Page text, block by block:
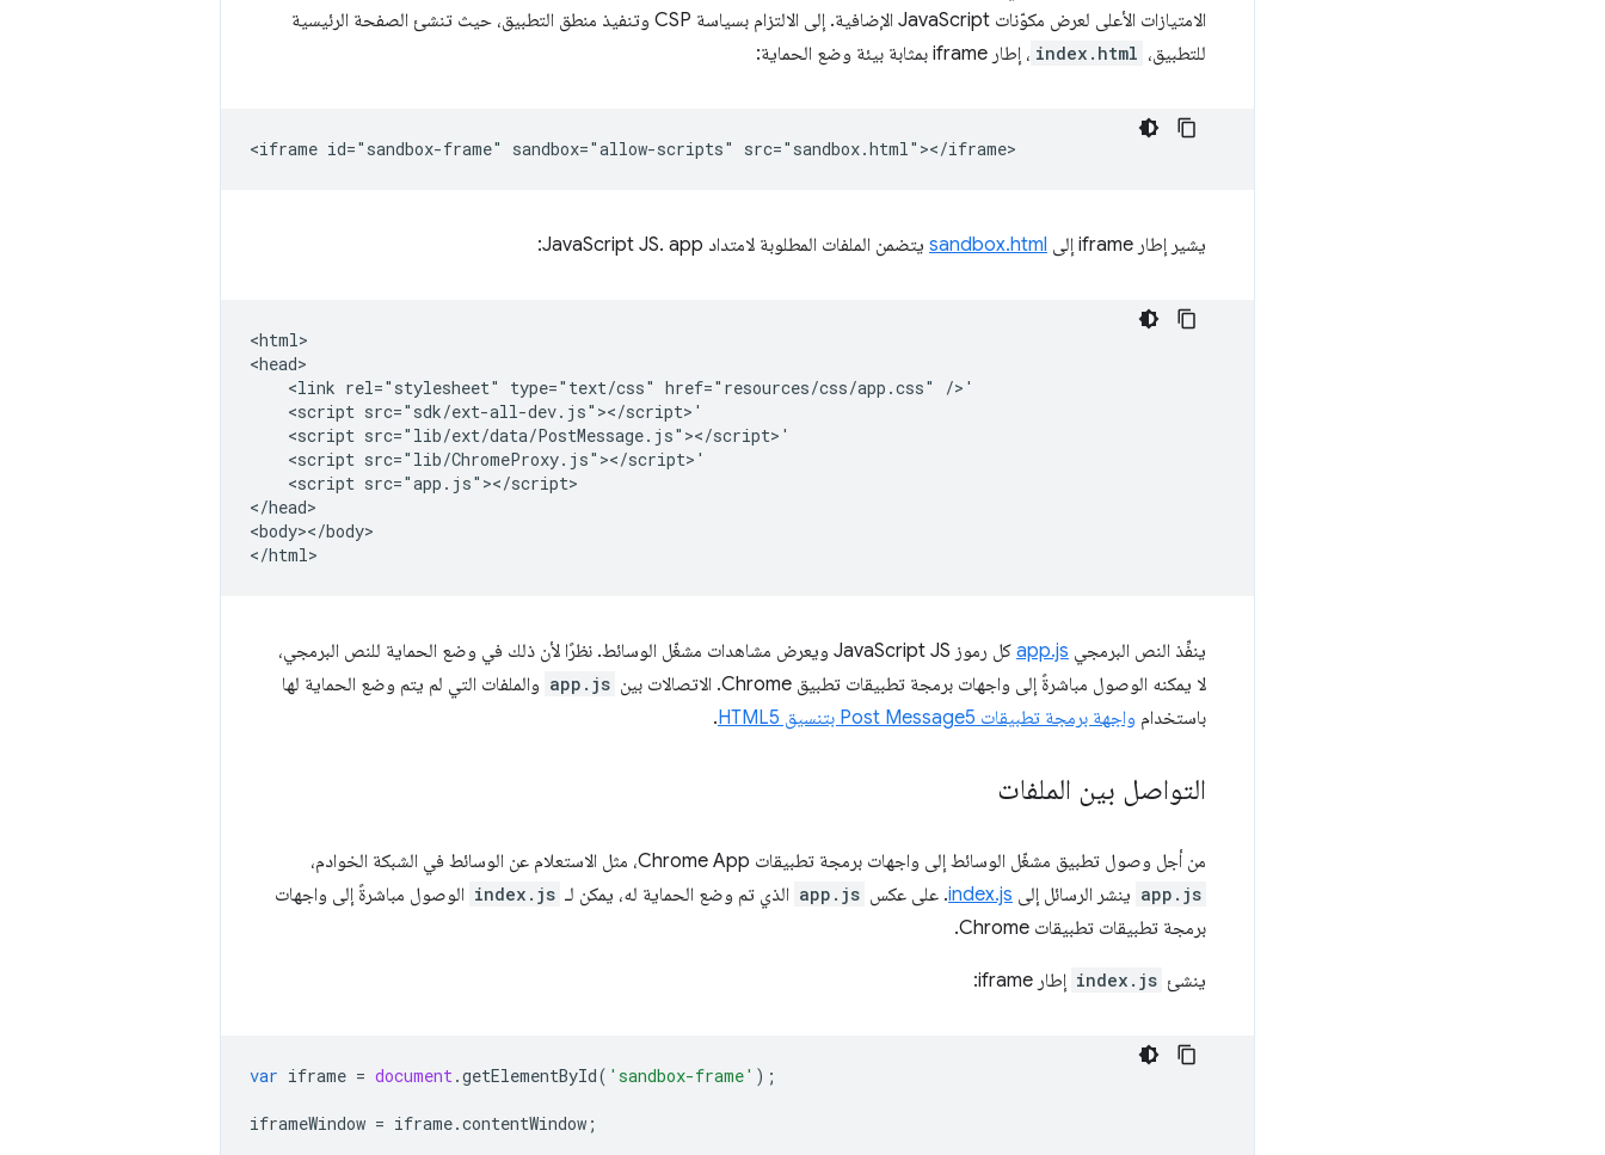
الامتيازات الأعلى لعرض مكوّنات JavaScript الإضافية. إلى الالتزام بسياسة CSP وتنفيذ منطق التطبيق، حيث تنشئ الصفحة الرئيسية
للتطبيق، index.html ، إطار iframe بمثابة بيئة وضع الحماية:
يشير إطار iframe إلى sandbox.html يتضمن الملفات المطلوبة لامتداد JavaScript JS. app:
<html>
<head>
    <link rel="stylesheet" type="text/css" href="resources/css/app.css" />'
    <script src="sdk/ext-all-dev.js"></script>'
    <script src="lib/ext/data/PostMessage.js"></script>'
    <script src="lib/ChromeProxy.js"></script>'
    <script src="app.js"></script>
</head>
<body></body>
ينفِّذ النص البرمجي app.js
كل رموز JavaScript JS ويعرض مشاهدات مشغّل الوسائط. نظرًا لأن ذلك في وضع الحماية للنص البرمجي،
لا يمكنه الوصول مباشرةً إلى واجهات برمجة تطبيقات تطبيق Chrome. الاتصالات بين
app.js والملفات التي لم يتم وضع الحماية لها
باستخدام واجهة برمجة تطبيقات Post Message5 بتنسيق HTML5 .
التواصل بين الملفات
من أجل وصول تطبيق مشغّل الوسائط إلى واجهات برمجة تطبيقات Chrome App، مثل الاستعلام عن الوسائط في الشبكة الخوادم،
app.js ينشر الرسائل إلى index.js. على عكس app.js الذي تم وضع الحماية له، يمكن لـ index.js الوصول مباشرةً إلى واجهات
برمجة تطبيقات تطبيقات Chrome.
ينشئ index.js إطار iframe:
var iframe = document.getElementById( 'sandbox-frame' );
iframeWindow = iframe.contentWindow ;